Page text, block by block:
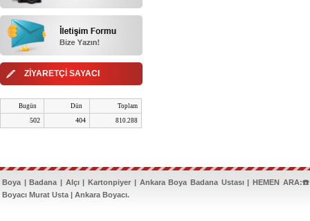
ZİYARETÇİ SAYACI
Bugün Dün Toplam
502 404 810.288
Boya | Badana | Alçı | Kartonpiyer | Ankara Boya Badana Ustası | HEMEN
Boyacı Murat Usta | Ankara Boyacı.